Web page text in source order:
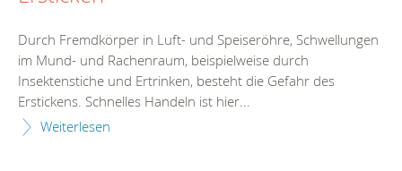
Durch Fremdkörper in Luft- und Speiseröhre, Schwellungen
im Mund- und Rachenraum, beispielweise durch
Insektenstiche und Ertrinken, besteht die Gefahr des
Erstickens. Schnelles Handeln ist hier...
Weiterlesen